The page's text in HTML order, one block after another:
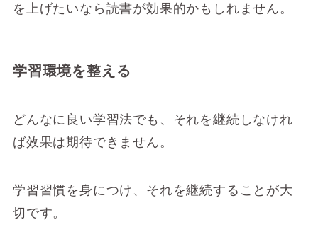
を上げたいなら読書が効果的かもしれません。
学習環境を整える
どんなに良い学習法でも、それを継続しなけれ
ば效果は期待できません。
学習習慣を身につけ、それを継続することが大
切です。